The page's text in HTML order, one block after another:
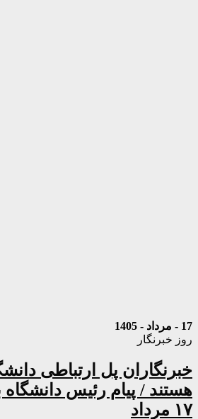
17 - مرداد - 1405
روز خبرنگار
خبرنگاران پل ارتباطی
هستند / پیام رئیس
۱۷ مرداد